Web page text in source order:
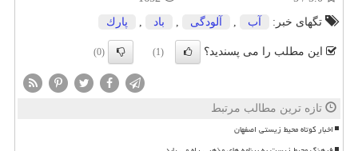
تگهای خبر:
آب , آلودگی , باد , پارك
این مطلب را می پسندید؟ (1)
(0)
تازه ترین مطالب مرتبط
اخبار کوتاه محیط زیستی اصفهان